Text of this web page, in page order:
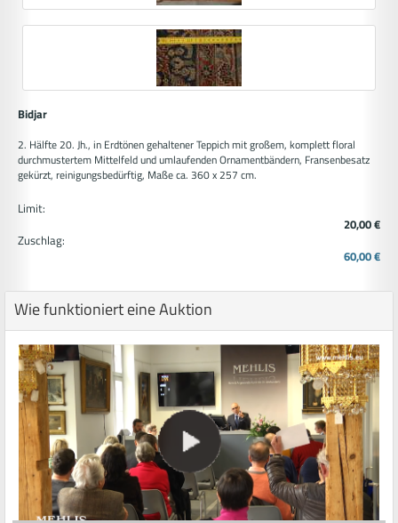
Bidjar
2. Hälfte 20. Jh., in Erdtönen gehaltener Teppich mit großem, komplett floral
durchmustertem Mittelfeld und umlaufenden Ornamentbändern, Fransenbesatz
gekürzt, reinigungsbedürftig, Maße ca. 360 x 257 cm.
Limit:
20,00 €
Zuschlag:
60,00 €
Wie funktioniert eine Auktion